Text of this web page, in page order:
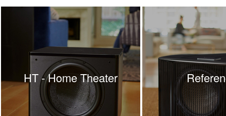
HT - Home Theater